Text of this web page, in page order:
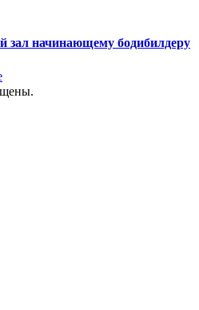
зал начинающему бодибилдеру